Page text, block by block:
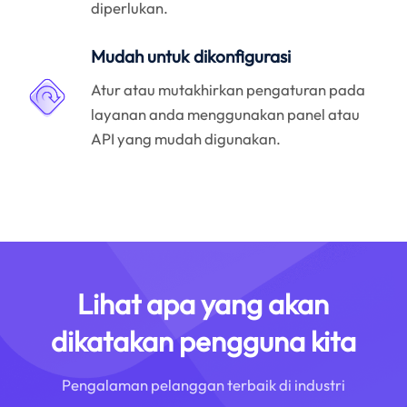
diperlukan.
Mudah untuk dikonfigurasi
Atur atau mutakhirkan pengaturan pada
layanan anda menggunakan panel atau
API yang mudah digunakan.
Lihat apa yang akan
dikatakan pengguna kita
Pengalaman pelanggan terbaik di industri